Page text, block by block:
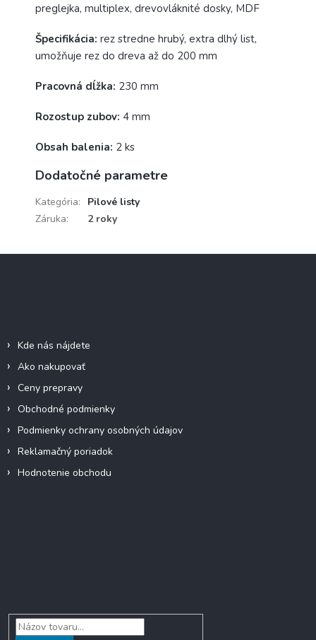
preglejka, multiplex, drevovláknité dosky, MDF
Špecifikácia: rez stredne hrubý, extra dlhý list,
umožňuje rez do dreva až do 200 mm
Pracovná dĺžka: 230 mm
Rozostup zubov: 4 mm
Obsah balenia: 2 ks
Dodatočné parametre
Kategória:
Pilové listy
Záruka: 2 roky
Kde nás nájdete
Ako nakupovať
Ceny prepravy
Obchodné podmienky
Podmienky ochrany osobných údajov
Reklamačný poriadok
Hodnotenie obchodu